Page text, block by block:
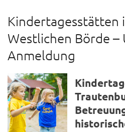
Kindertagesstätten
Westlichen Börde –
Anmeldung